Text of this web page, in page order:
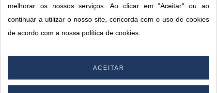
CONTACTOS SORISA
melhorar os nossos serviços. Ao clicar em "Aceitar" ou ao
continuar a utilizar o nosso site, concorda com o uso de cookies
de acordo com a nossa política de cookies.
ACEITAR